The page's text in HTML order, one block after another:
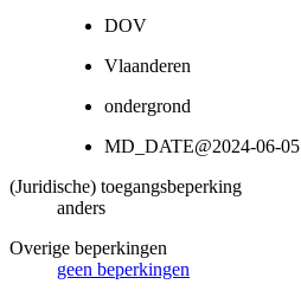
DOV
Vlaanderen
ondergrond
MD_DATE@2024-06-05
(Juridische) toegangsbeperking
anders
Overige beperkingen
geen beperkingen